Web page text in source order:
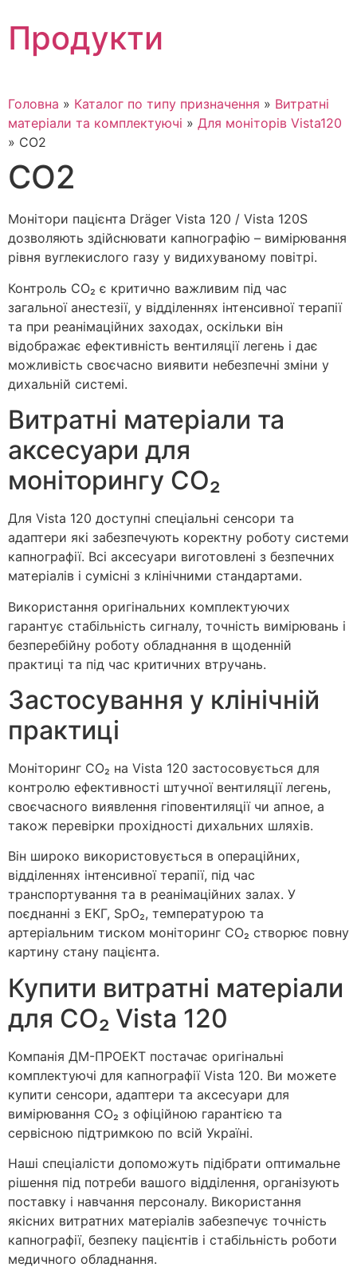
to
content
Продукти
Головна » Каталог по типу призначення » Витратні
матеріали та комплектуючі » Для моніторів Vista120
» CO2
CO2
Монітори пацієнта Dräger Vista 120 / Vista 120S
дозволяють здійснювати капнографію – вимірювання
рівня вуглекислого газу у видихуваному повітрі.
Контроль CO₂ є критично важливим під час
загальної анестезії, у відділеннях інтенсивної терапії
та при реанімаційних заходах, оскільки він
відображає ефективність вентиляції легень і дає
можливість своєчасно виявити небезпечні зміни у
дихальній системі.
Витратні матеріали та
аксесуари для
моніторингу CO₂
Для Vista 120 доступні спеціальні сенсори та
адаптери які забезпечують коректну роботу системи
капнографії. Всі аксесуари виготовлені з безпечних
матеріалів і сумісні з клінічними стандартами.
Використання оригінальних комплектуючих
гарантує стабільність сигналу, точність вимірювань і
безперебійну роботу обладнання в щоденній
практиці та під час критичних втручань.
Застосування у клінічній
практиці
Моніторинг CO₂ на Vista 120 застосовується для
контролю ефективності штучної вентиляції легень,
своєчасного виявлення гіповентиляції чи апное, а
також перевірки прохідності дихальних шляхів.
Він широко використовується в операційних,
відділеннях інтенсивної терапії, під час
транспортування та в реанімаційних залах. У
поєднанні з ЕКГ, SpO₂, температурою та
артеріальним тиском моніторинг CO₂ створює повну
картину стану пацієнта.
Купити витратні матеріали
для CO₂ Vista 120
Компанія ДМ-ПРОЕКТ постачає оригінальні
комплектуючі для капнографії Vista 120. Ви можете
купити сенсори, адаптери та аксесуари для
вимірювання CO₂ з офіційною гарантією та
сервісною підтримкою по всій Україні.
Наші спеціалісти допоможуть підібрати оптимальне
рішення під потреби вашого відділення, організують
поставку і навчання персоналу. Використання
якісних витратних матеріалів забезпечує точність
капнографії, безпеку пацієнтів і стабільність роботи
медичного обладнання.